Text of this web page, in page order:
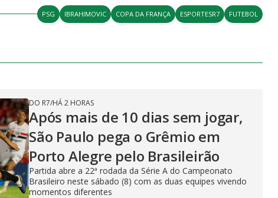
PSG IBRAHIMOVIC COPA DA FRANÇA ESPORTESR7 FUTEBOL
DO R7/HÁ 2 HORAS
Após mais de 10 dias sem jogar,
São Paulo pega o Grêmio em
Porto Alegre pelo Brasileirão
Partida abre a 22ª rodada da Série A do Campeonato
Brasileiro neste sábado (8) com as duas equipes vivendo
momentos diferentes